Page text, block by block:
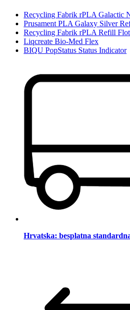
Recycling Fabrik rPLA Galactic
Prusament PLA Galaxy Silver
Recycling Fabrik rPLA Refill
Liqcreate Bio-Med Flex
BIQU PopStatus Status Indicator
Hrvatska: besplatna